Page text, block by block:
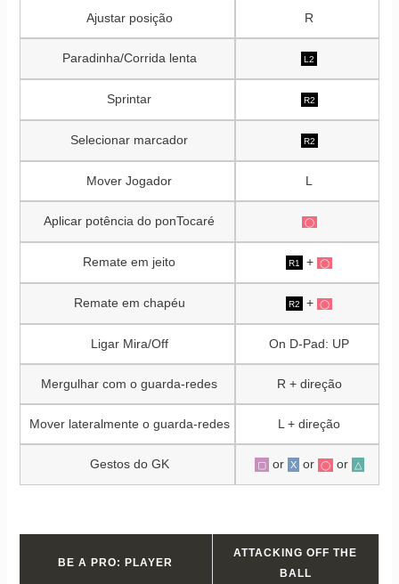
Ajustar posição R
Paradinha/Corrida lenta L2
Sprintar R2
Selecionar marcador R2
Mover Jogador L
Aplicar potência do ponTocaré ◯
Remate em jeito R1 + ◯
Remate em chapéu R2 + ◯
Ligar Mira/Off On D-Pad: UP
Mergulhar com o guarda-redes R + direção
Mover lateralmente o guarda-redes L + direção
Gestos do GK ▢ or X or ◯ or △
BE A PRO: PLAYER
ATTACKING OFF THE
BALL